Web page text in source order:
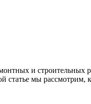
и строительных
статье мы рассмотрим,